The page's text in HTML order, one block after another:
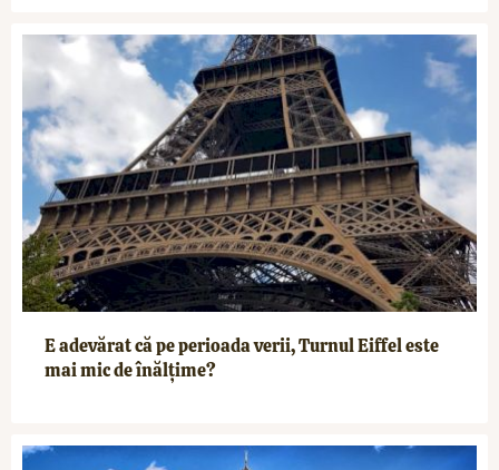
E adevărat că pe perioada verii, Turnul Eiffel este
mai mic de înălțime?